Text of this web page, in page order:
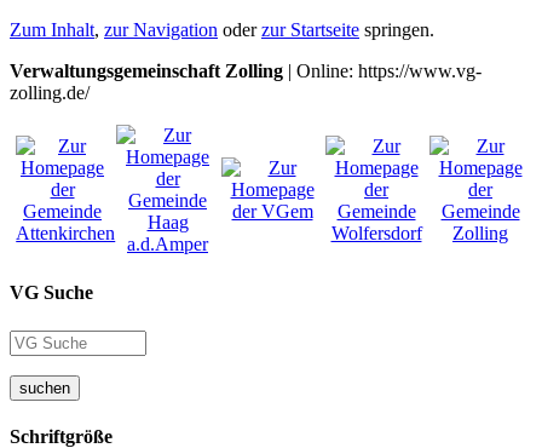
Zum Inhalt, zur Navigation oderzur Startseite springen.
Verwaltungsgemeinschaft Zolling | Online: https://www.vg-
zolling.de/
VG Suche
suchen
Schriftgröße